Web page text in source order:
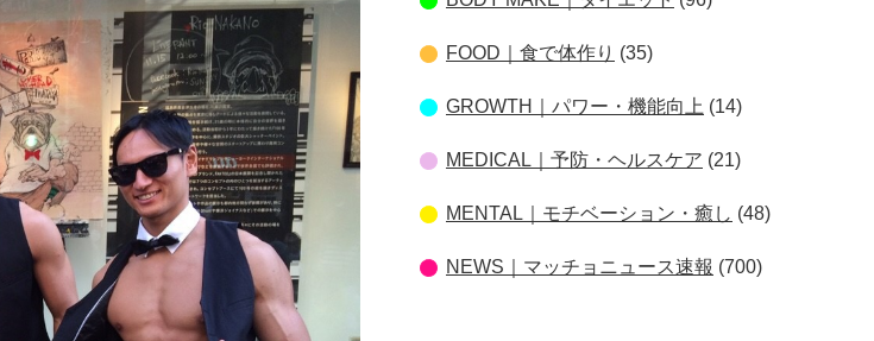
FOOD｜食で体作り (35)
GROWTH｜パワー・機能向上 (14)
MEDICAL｜予防・ヘルスケア (21)
MENTAL｜モチベーション・癒し (48)
NEWS｜マッチョニュース速報 (700)